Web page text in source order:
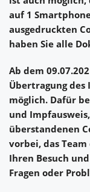
auf 1
ausgedruckten
haben Sie alle
Ab dem
Übertragung des
möglich. Dafür
und
überstandenen
vorbei, das
Ihren Besuch
Fragen oder